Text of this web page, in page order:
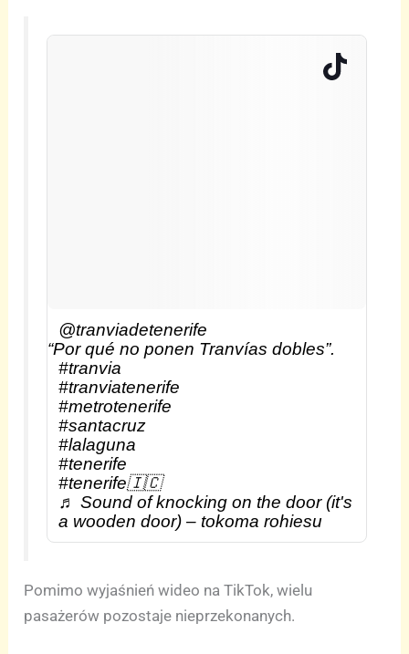
@tranviadetenerife
“Por qué no ponen Tranvías dobles”.
#tranvia
#tranviatenerife
#metrotenerife
#santacruz
#lalaguna
#tenerife
#tenerife🇮🇨
♬ Sound of knocking on the door (it's
a wooden door) – tokoma rohiesu
Pomimo wyjaśnień wideo na TikTok, wielu
pasażerów pozostaje nieprzekonanych.